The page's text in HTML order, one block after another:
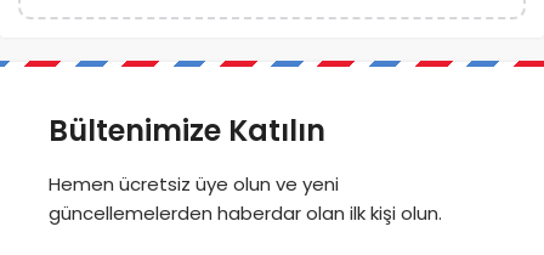
Bültenimize Katılın
Hemen ücretsiz üye olun ve yeni
güncellemelerden haberdar olan ilk kişi olun.